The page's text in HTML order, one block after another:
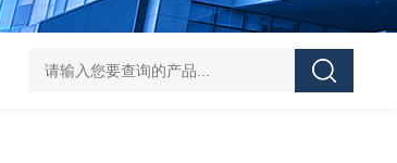
23-2263赛默飞离心管 UFC903096 MAP001